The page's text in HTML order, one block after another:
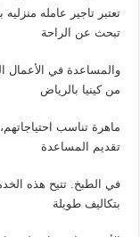
تعتبر تاجير عامله
تبحث عن الراحة
والمساعدة في الأعمال
من كينيا بالرياض
ماهرة تناسب
تقديم المساعدة
في الطبخ. تتيح هذه
بتكاليف طويلة